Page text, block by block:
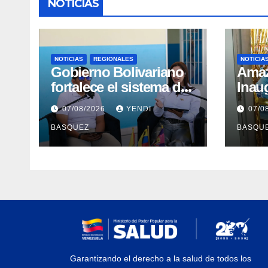
NOTICIAS
NOTICIAS REGIONALES
Gobierno Bolivariano
fortalece el sistema de
salud en Aragua con la
reinauguración del CDI
La Mora
07/08/2026 YENDI
BASQUEZ
II 07/
Garantizando el derecho a la salud de todos los